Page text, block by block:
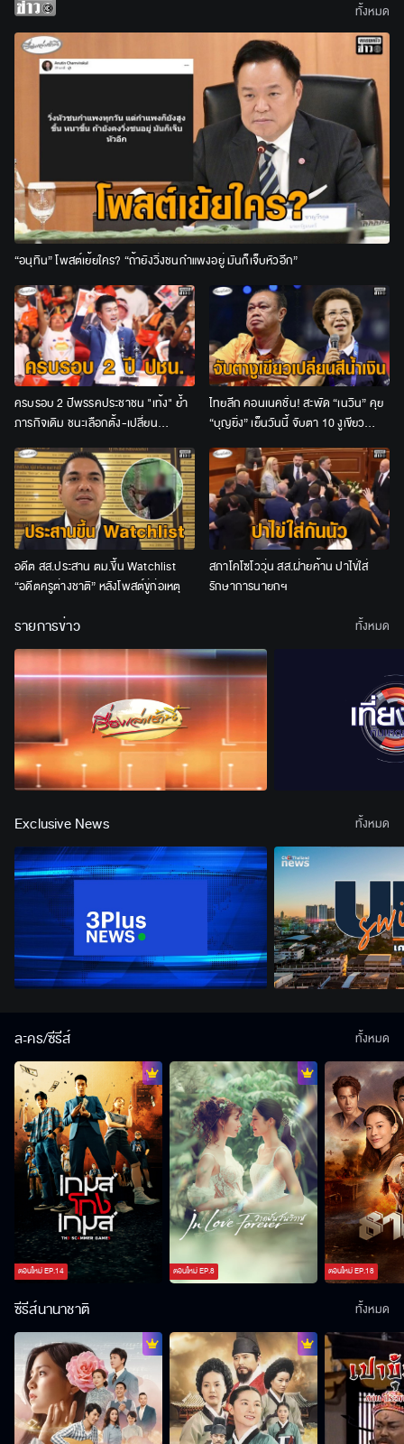
“อนุทิน” โพสต์เย้ยใคร? “ถ้ายังวิ่งชนกำแพงอยู่ มันก็เจ็บหัวอีก”
ครบรอบ 2 ปีพรรคประชาชน "เท้ง" ย้ำ
ภารกิจเดิม ชนะเลือกตั้ง-เปลี่ยน
ประเทศ-คืนอำนาจให้ประชาชน
ไทยลีก คอนเนคชั่น! สะพัด “เนวิน” คุย
“บุญยิ่ง” เย็นวันนี้ จับตา 10 งูเขียว
เปลี่ยนสีน้ำเงินหรือไม่
อดีต สส.ประสาน ตม.ขึ้น Watchlist
“อดีตครูต่างชาติ” หลังโพสต์ขู่ก่อเหตุ
สภาโคโซโววุ่น สส.ฝ่ายค้าน ปาไข่ใส่
รักษาการนายกฯ
ทั้งหมด
รายการข่าว ทั้งหมด
Exclusive News ทั้งหมด
ละคร/ซีรีส์
ตอนใหม่EP.14 ตอนใหม่EP.8 ตอนใหม่EP.18
ทั้งหมด
ซีรีส์นานาชาติ ทั้งหมด